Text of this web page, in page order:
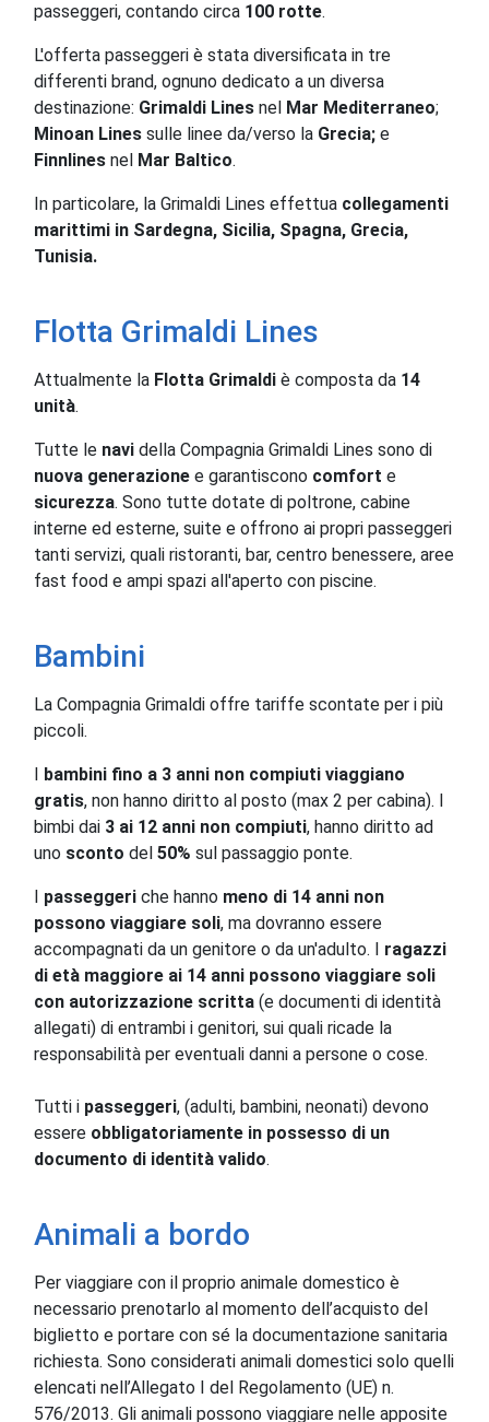
passeggeri, contando circa 100 rotte.
L'offerta passeggeri è stata diversificata in tre
differenti brand, ognuno dedicato a un diversa
destinazione: Grimaldi Lines nel Mar Mediterraneo;
Minoan Lines sulle linee da/verso la Grecia; e
Finnlines nel Mar Baltico.
In particolare, la Grimaldi Lines effettua collegamenti
marittimi in Sardegna, Sicilia, Spagna, Grecia,
Tunisia.
Flotta Grimaldi Lines
Attualmente la Flotta Grimaldi è composta da 14
unità.
Tutte le navi della Compagnia Grimaldi Lines sono di
nuova generazione e garantiscono comfort e
sicurezza. Sono tutte dotate di poltrone, cabine
interne ed esterne, suite e offrono ai propri passeggeri
tanti servizi, quali ristoranti, bar, centro benessere, aree
fast food e ampi spazi all'aperto con piscine.
Bambini
La Compagnia Grimaldi offre tariffe scontate per i più
piccoli.
bambini fino a 3 anni non compiuti viaggiano
gratis, non hanno diritto al posto (max 2 per cabina). I
bimbi dai 3 ai 12 anni non compiuti, hanno diritto ad
uno sconto del 50% sul passaggio ponte.
passeggeri che hanno meno di 14 anni non
possono viaggiare soli, ma dovranno essere
accompagnati da un genitore o da un'adulto. I ragazzi
di età maggiore ai 14 anni possono viaggiare soli
con autorizzazione scritta (e documenti di identità
allegati) di entrambi i genitori, sui quali ricade la
responsabilità per eventuali danni a persone o cose.
Tutti i passeggeri, (adulti, bambini, neonati) devono
essere obbligatoriamente in possesso di un
documento di identità valido.
Animali a bordo
Per viaggiare con il proprio animale domestico è
necessario prenotarlo al momento dell’acquisto del
biglietto e portare con sé la documentazione sanitaria
richiesta. Sono considerati animali domestici solo quelli
elencati nell’Allegato I del Regolamento (UE) n.
576/2013. Gli animali possono viaggiare nelle apposite